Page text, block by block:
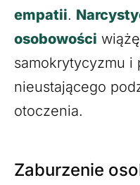
empatii.
osobowości
samokrytycyzmu i
nieustającego
otoczenia.
Zaburzenie